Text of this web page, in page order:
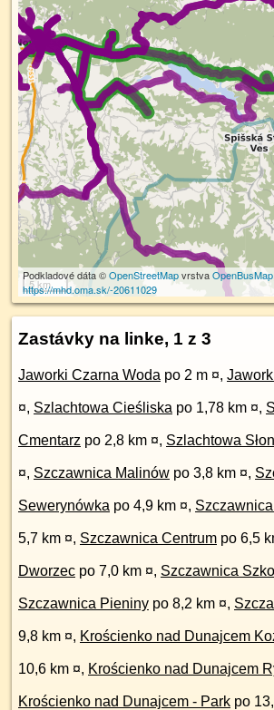
5 km
Podkladové dáta ©OpenStreetMapvrstvaOpenBusMap
https://mhd.oma.sk/-20611029
Zastávky na linke, 1 z 3
Jaworki Czarna Woda po 2 m ¤,
¤, Szlachtowa Cieśliska po 1,78 km ¤,
Cmentarz po 2,8 km ¤, Szlachtowa
¤, Szczawnica Malinów po 3,8 km ¤,
Sewerynówka po 4,9 km ¤,
5,7 km ¤, Szczawnica Centrum po 6,5
Dworzec po 7,0 km ¤, Szczawnica
Szczawnica Pieniny po 8,2 km ¤,
9,8 km ¤, Krościenko nad Dunajcem
10,6 km ¤, Krościenko nad Dunajcem
Krościenko nad Dunajcem - Park po